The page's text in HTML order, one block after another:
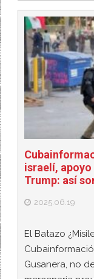
israelí,
Trump: así
2025.06.19
El Batazo
Gusanera, no